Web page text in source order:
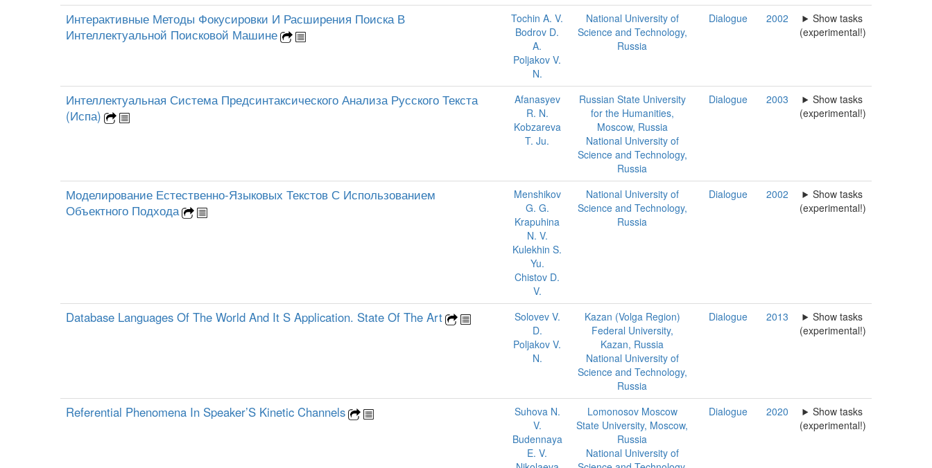
Интерактивные Методы Фокусировки И Расширения Поиска В
Интеллектуальной Поисковой Машине
Tochin A. V.
Bodrov D.
A.
Poljakov V.
N.
National University of
Science and Technology,
Russia
Dialogue 2002
Show tasks
(experimental!)
Интеллектуальная Система Предсинтаксического Анализа Русского Текста
(Испа)
Afanasyev
R. N.
Kobzareva
T. Ju.
Russian State University
for the Humanities,
Moscow, Russia
National University of
Science and Technology,
Russia
Dialogue 2003
Show tasks
(experimental!)
Моделирование Естественно-Языковых Текстов С Использованием
Объектного Подхода
Menshikov
G. G.
Krapuhina
N. V.
Kulekhin S.
Yu.
Chistov D.
V.
National University of
Science and Technology,
Russia
Dialogue 2002
Show tasks
(experimental!)
Database Languages Of The World And It S Application. State Of The Art
Solovev V.
D.
Poljakov V.
N.
Kazan (Volga Region)
Federal University,
Kazan, Russia
National University of
Science and Technology,
Russia
Dialogue 2013
Show tasks
(experimental!)
Referential Phenomena In Speaker’S Kinetic Channels
Suhova N.
V.
Budennaya
E. V.
Lomonosov Moscow
State University, Moscow,
Russia
National University of
Dialogue 2020
Show tasks
(experimental!)